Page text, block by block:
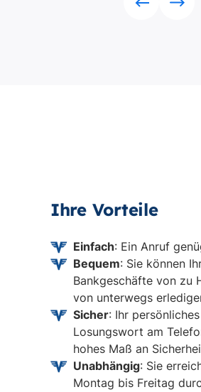
Rückwärts
Ihre Vorteile
Einfach: Ein Anruf
Bequem: Sie können
Bankgeschäfte von zu
von unterwegs
Sicher: Ihr persönliches
Losungswort am
hohes Maß an
Unabhängig: Sie
Montag bis Freitag